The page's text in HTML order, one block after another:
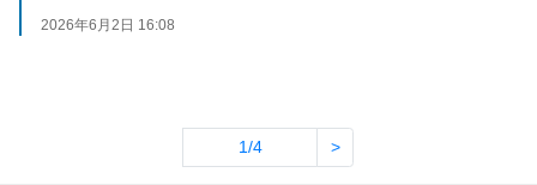
2026年6月2日 16:08
1/4 >